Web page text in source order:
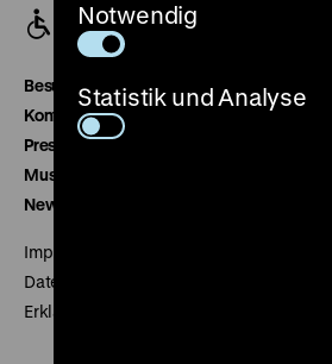
Besucherservice
Kontakt
Presse
Museumsverein
Newsletter
Impressum
Datenschutz
Erklärung digitale Barrierefreiheit
Notwendig
Statistik und Analyse